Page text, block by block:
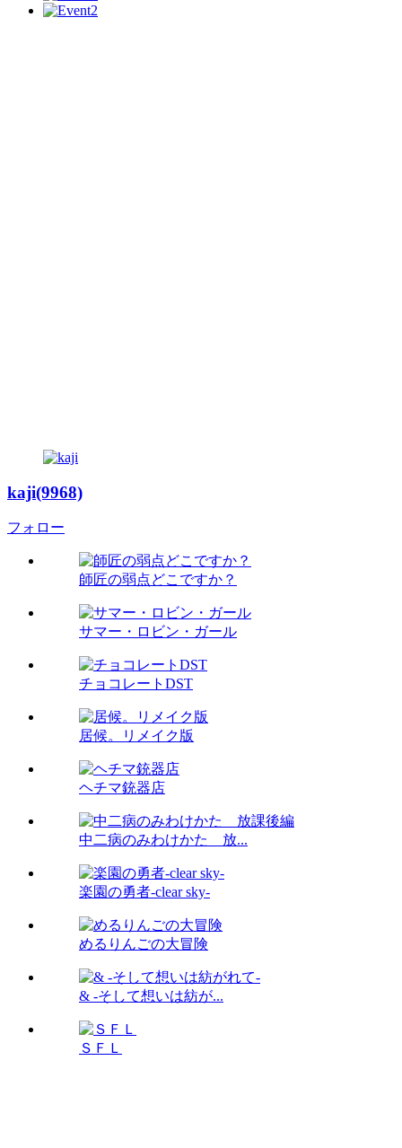
kaji(9968)
フォロー
師匠の弱点どこですか？
サマー・ロビン・ガール
チョコレートDST
居候。リメイク版
ヘチマ銃器店
中二病のみわけかた 放...
楽園の勇者-clear sky-
めるりんごの大冒険
& -そして想いは紡が...
ＳＦＬ